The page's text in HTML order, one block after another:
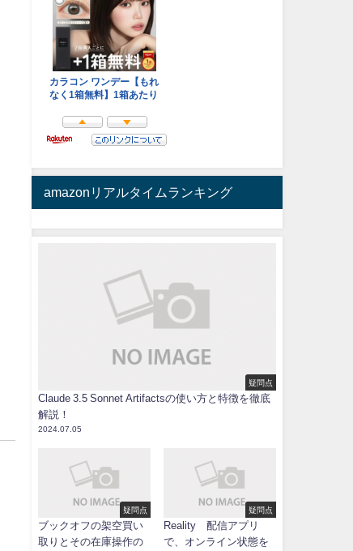
amazonリアルタイムランキング
疑問点
Claude 3.5 Sonnet Artifactsの使い方と特徴を徹底
解説！
2024.07.05
疑問点
ブックオフの架空買い
取りとその在庫操作の
疑問点
Reality 配信アプリ
で、オンライン状態を